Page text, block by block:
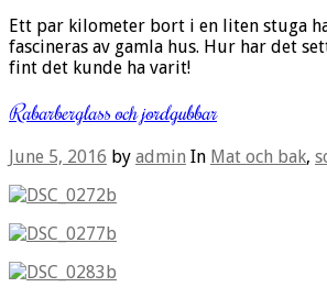
Ett par kilometer bort i en liten stuga
fascineras av gamla hus. Hur har det
fint det kunde ha varit!
Rabarberglass och jordgubbar
June 5, 2016 by admin In Mat och bak,